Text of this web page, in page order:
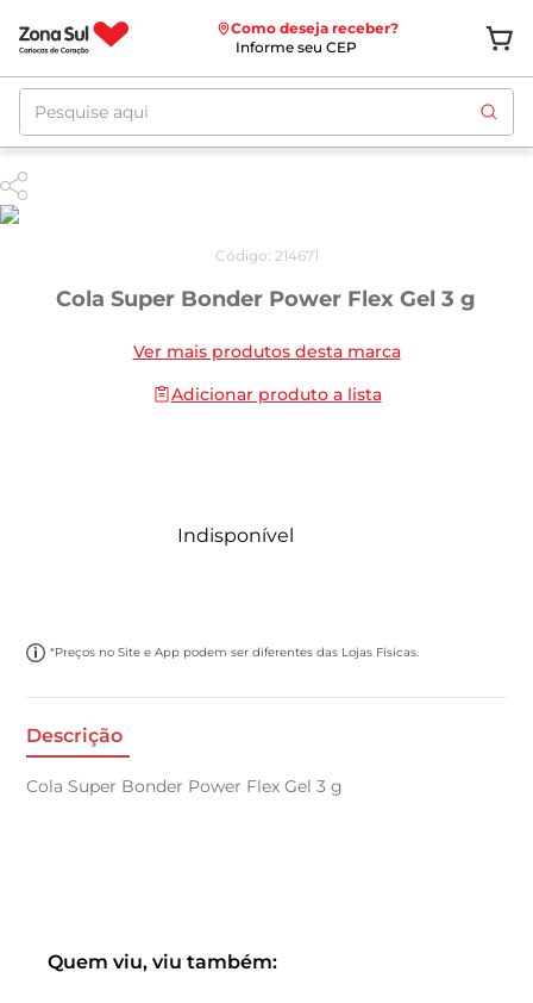
Como deseja receber?
Informe seu CEP
Pesquise aqui
Código: 214671
Cola Super Bonder Power Flex Gel 3 g
Ver mais produtos desta marca
Adicionar produto a lista
Indisponível
*Preços no Site e App podem ser diferentes das Lojas Físicas.
Descrição
Cola Super Bonder Power Flex Gel 3 g
Quem viu, viu também: